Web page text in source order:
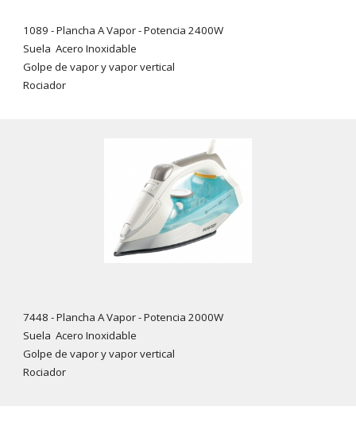
1089 - Plancha A Vapor - Potencia 2400W
Suela Acero Inoxidable
Golpe de vapor y vapor vertical
Rociador
7448- Plancha A Vapor - Potencia 2000W
Suela Acero Inoxidable
Golpe de vapor y vapor vertical
Rociador